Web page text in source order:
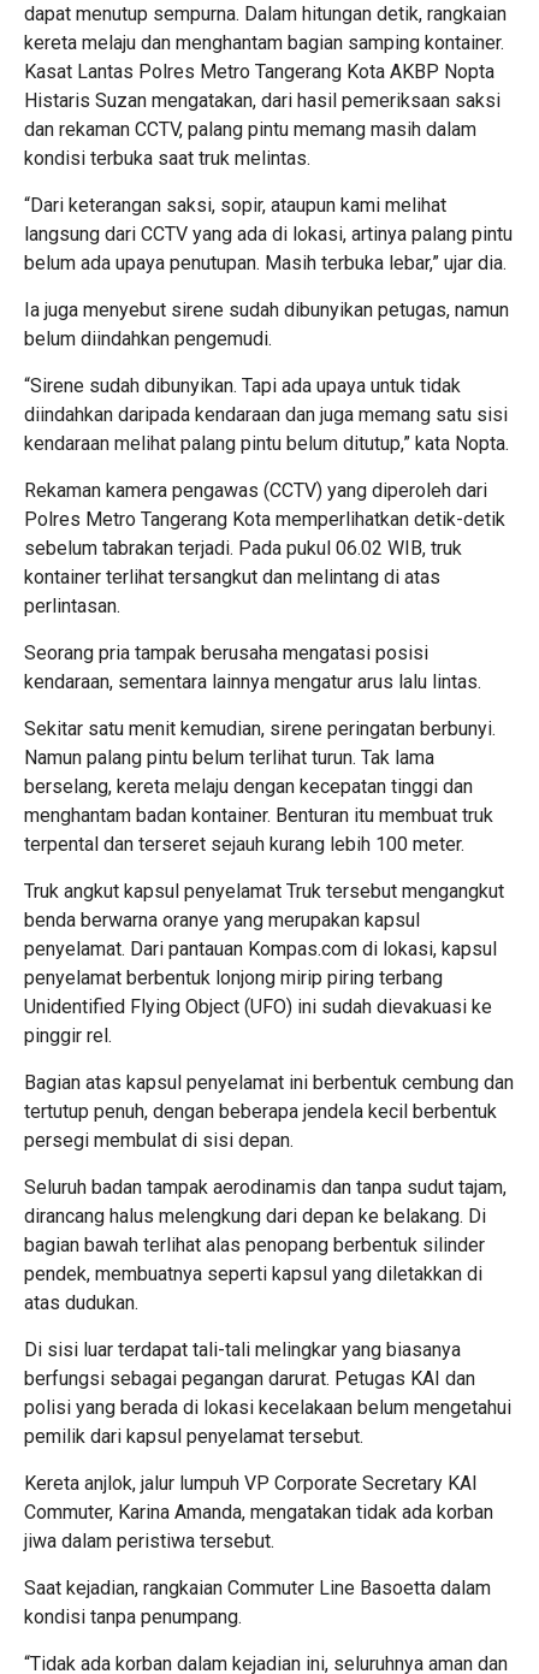
dapat menutup sempurna. Dalam hitungan detik, rangkaian
kereta melaju dan menghantam bagian samping kontainer.
Kasat Lantas Polres Metro Tangerang Kota AKBP Nopta
Histaris Suzan mengatakan, dari hasil pemeriksaan saksi
dan rekaman CCTV, palang pintu memang masih dalam
kondisi terbuka saat truk melintas.
“Dari keterangan saksi, sopir, ataupun kami melihat
langsung dari CCTV yang ada di lokasi, artinya palang pintu
belum ada upaya penutupan. Masih terbuka lebar,” ujar dia.
Ia juga menyebut sirene sudah dibunyikan petugas, namun
belum diindahkan pengemudi.
“Sirene sudah dibunyikan. Tapi ada upaya untuk tidak
diindahkan daripada kendaraan dan juga memang satu sisi
kendaraan melihat palang pintu belum ditutup,” kata Nopta.
Rekaman kamera pengawas (CCTV) yang diperoleh dari
Polres Metro Tangerang Kota memperlihatkan detik-detik
sebelum tabrakan terjadi. Pada pukul 06.02 WIB, truk
kontainer terlihat tersangkut dan melintang di atas
perlintasan.
Seorang pria tampak berusaha mengatasi posisi
kendaraan, sementara lainnya mengatur arus lalu lintas.
Sekitar satu menit kemudian, sirene peringatan berbunyi.
Namun palang pintu belum terlihat turun. Tak lama
berselang, kereta melaju dengan kecepatan tinggi dan
menghantam badan kontainer. Benturan itu membuat truk
terpental dan terseret sejauh kurang lebih 100 meter.
Truk angkut kapsul penyelamat Truk tersebut mengangkut
benda berwarna oranye yang merupakan kapsul
penyelamat. Dari pantauan Kompas.com di lokasi, kapsul
penyelamat berbentuk lonjong mirip piring terbang
Unidentified Flying Object (UFO) ini sudah dievakuasi ke
pinggir rel.
Bagian atas kapsul penyelamat ini berbentuk cembung dan
tertutup penuh, dengan beberapa jendela kecil berbentuk
persegi membulat di sisi depan.
Seluruh badan tampak aerodinamis dan tanpa sudut tajam,
dirancang halus melengkung dari depan ke belakang. Di
bagian bawah terlihat alas penopang berbentuk silinder
pendek, membuatnya seperti kapsul yang diletakkan di
atas dudukan.
Di sisi luar terdapat tali-tali melingkar yang biasanya
berfungsi sebagai pegangan darurat. Petugas KAI dan
polisi yang berada di lokasi kecelakaan belum mengetahui
pemilik dari kapsul penyelamat tersebut.
Kereta anjlok, jalur lumpuh VP Corporate Secretary KAI
Commuter, Karina Amanda, mengatakan tidak ada korban
jiwa dalam peristiwa tersebut.
Saat kejadian, rangkaian Commuter Line Basoetta dalam
kondisi tanpa penumpang.
“Tidak ada korban dalam kejadian ini, seluruhnya aman dan